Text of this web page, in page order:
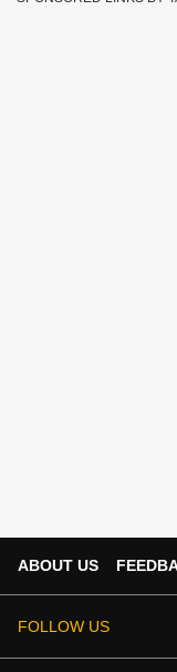
ABOUT US
FOLLOW US